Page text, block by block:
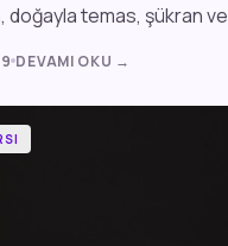
temas, şükran ve
DEVAMI OKU →